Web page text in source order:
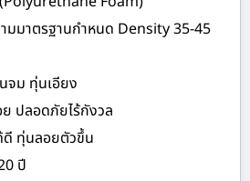
มมาตรฐานกำหนด Density 35-45
จม ทุ่นเอียง
ปลอดภัยไร้กังวล
ดี ทุ่นลอยตัวขึ้น
ปี